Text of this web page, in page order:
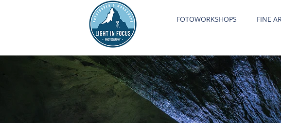
FOTOWORKSHOPS FINE